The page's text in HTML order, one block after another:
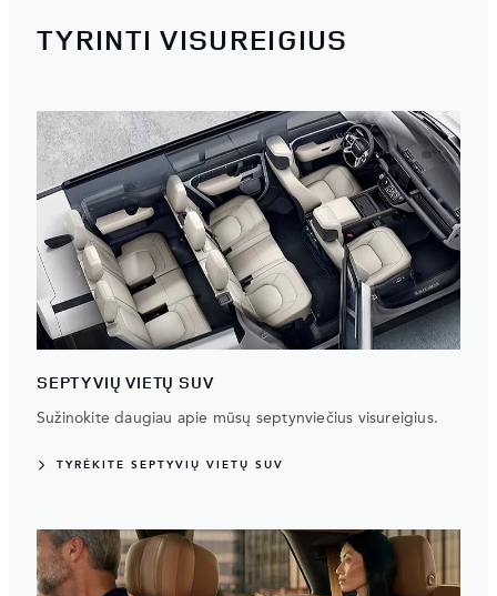
TYRINTI VISUREIGIUS
SEPTYVIŲ VIETŲ SUV
Sužinokite daugiau apie mūsų septynviečius visureigius.
TYRĖKITE SEPTYVIŲ VIETŲ SUV